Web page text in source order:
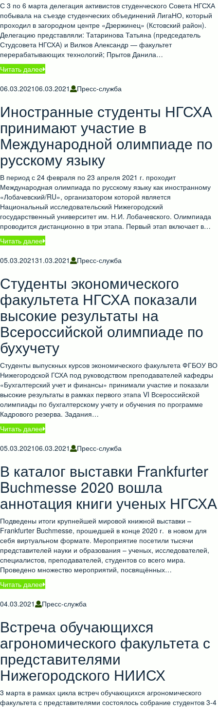
С 3 по 6 марта делегация активистов студенческого Совета НГСХА
побывала на съезде студенческих объединений ЛигаНО, который
проходил в загородном центре «Дзержинец» (Кстовский район).
Делегацию представляли: Татаринова Татьяна (председатель
Студсовета НГСХА) и Вилков Александр — факультет
перерабатывающих технологий; Прытов Данила…
Читать далее
06.03.202106.03.2021 Пресс-служба
Иностранные студенты НГСХА
принимают участие в
Международной олимпиаде по
русскому языку
В период с 24 февраля по 23 апреля 2021 г. проходит
Международная олимпиада по русскому языку как иностранному
«Лобачевский/RU», организатором которой является
Национальный исследовательский Нижегородский
государственный университет им. Н.И. Лобачевского. Олимпиада
проводится дистанционно в три этапа. Первый этап включает в…
Читать далее
05.03.202131.03.2021 Пресс-служба
Студенты экономического
факультета НГСХА показали
высокие результаты на
Всероссийской олимпиаде по
бухучету
Студенты выпускных курсов экономического факультета ФГБОУ ВО
Нижегородской ГСХА под руководством преподавателей кафедры
«Бухгалтерский учет и финансы» принимали участие и показали
высокие результаты в рамках первого этапа VI Всероссийской
олимпиады по бухгалтерскому учету и обучения по программе
Кадрового резерва. Задания…
Читать далее
05.03.202106.03.2021 Пресс-служба
В каталог выставки Frankfurter
Buchmesse 2020 вошла
аннотация книги ученых НГСХА
Подведены итоги крупнейшей мировой книжной выставки –
Frankfurter Buchmesse, прошедшей в конце 2020 г. в новом для
себя виртуальном формате. Мероприятие посетили тысячи
представителей науки и образования – ученых, исследователей,
специалистов, преподавателей, студентов со всего мира.
Проведено множество мероприятий, посвящённых…
Читать далее
04.03.2021
Пресс-служба
Встреча обучающихся
агрономического факультета с
представителями
Нижегородского НИИСХ
3 марта в рамках цикла встреч обучающихся агрономического
факультета с представителями состоялось собрание студентов 3-4